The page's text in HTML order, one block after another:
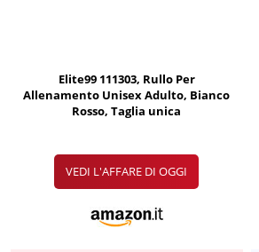
Elite99 111303, Rullo Per
Allenamento Unisex Adulto, Bianco
Rosso, Taglia unica
VEDI L'AFFARE DI OGGI